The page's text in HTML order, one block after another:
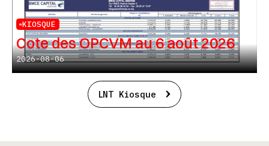
KIOSQUE
Cote des OPCVM au 6 août 2026
2026-08-06
LNT Kiosque